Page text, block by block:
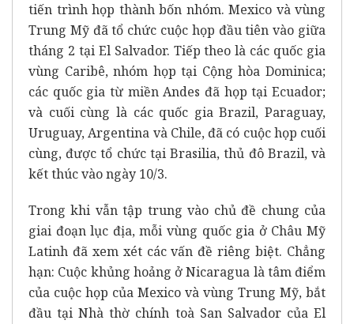
tiến trình họp thành bốn nhóm. Mexico và vùng
Trung Mỹ đã tổ chức cuộc họp đầu tiên vào giữa
tháng 2 tại El Salvador. Tiếp theo là các quốc gia
vùng Caribê, nhóm họp tại Cộng hòa Dominica;
các quốc gia từ miền Andes đã họp tại Ecuador;
và cuối cùng là các quốc gia Brazil, Paraguay,
Uruguay, Argentina và Chile, đã có cuộc họp cuối
cùng, được tổ chức tại Brasilia, thủ đô Brazil, và
kết thúc vào ngày 10/3.
Trong khi vẫn tập trung vào chủ đề chung của
giai đoạn lục địa, mỗi vùng quốc gia ở Châu Mỹ
Latinh đã xem xét các vấn đề riêng biệt. Chẳng
hạn: Cuộc khủng hoảng ở Nicaragua là tâm điểm
của cuộc họp của Mexico và vùng Trung Mỹ, bắt
đầu tại Nhà thờ chính toà San Salvador của El